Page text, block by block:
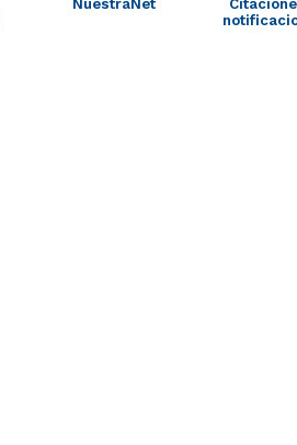
NuestraNet